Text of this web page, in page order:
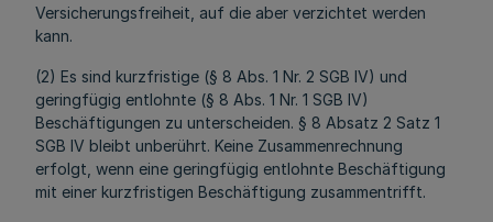
Versicherungsfreiheit, auf die aber verzichtet werden
kann.
(2) Es sind kurzfristige (§ 8 Abs. 1 Nr. 2 SGB IV) und
geringfügig entlohnte (§ 8 Abs. 1 Nr. 1 SGB IV)
Beschäftigungen zu unterscheiden. § 8 Absatz 2 Satz 1
SGB IV bleibt unberührt. Keine Zusammenrechnung
erfolgt, wenn eine geringfügig entlohnte Beschäftigung
mit einer kurzfristigen Beschäftigung zusammentrifft.